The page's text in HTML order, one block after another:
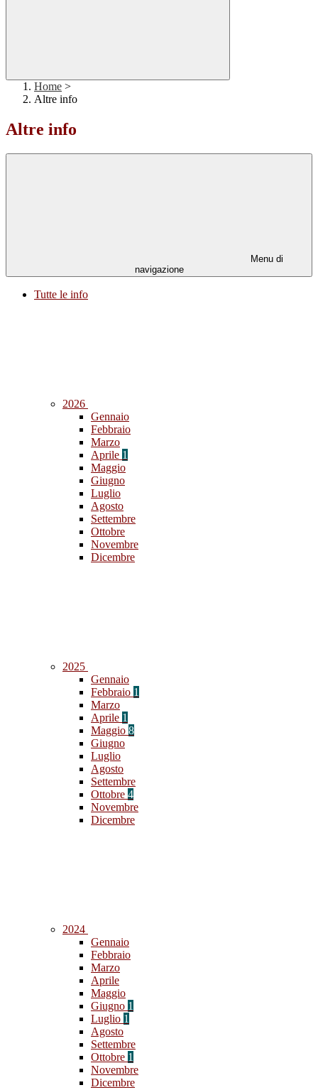
Home >
Altre info
Altre info
Menu di
navigazione
Tutte le info
2026
Gennaio
Febbraio
Marzo
Aprile 1
Maggio
Giugno
Luglio
Agosto
Settembre
Ottobre
Novembre
Dicembre
2025
Gennaio
Febbraio 1
Marzo
Aprile 1
Maggio 8
Giugno
Luglio
Agosto
Settembre
Ottobre 4
Novembre
Dicembre
2024
Gennaio
Febbraio
Marzo
Aprile
Maggio
Giugno 1
Luglio 1
Agosto
Settembre
Ottobre 1
Novembre
Dicembre